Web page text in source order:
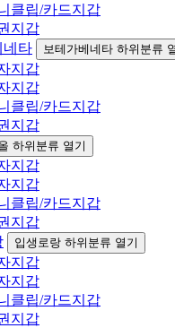
클립/카드지갑
지갑
네타
보테가베네타 하위분류
지갑
지갑
클립/카드지갑
지갑
하위분류 열기
지갑
지갑
클립/카드지갑
지갑
입생로랑 하위분류 열기
지갑
지갑
클립/카드지갑
지갑